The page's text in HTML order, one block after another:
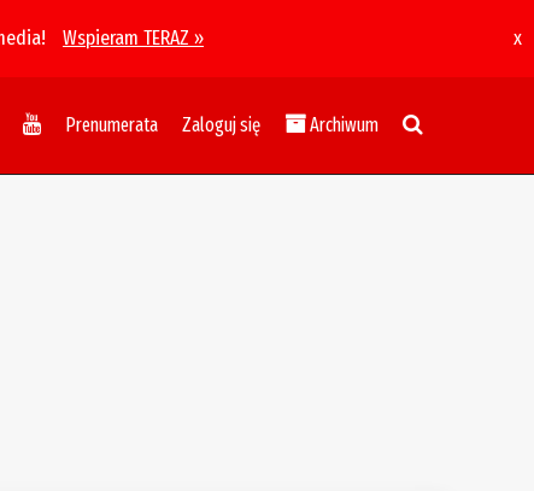
Wspieram TERAZ » x
Prenumerata Zaloguj się Archiwum